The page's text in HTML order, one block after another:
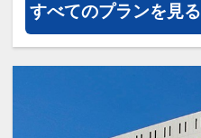
すべてのプランを見る